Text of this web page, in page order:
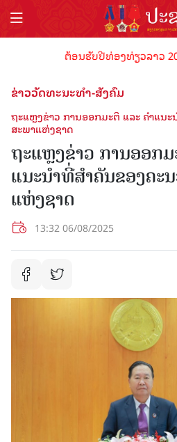
ຕ້ອນຮັບປີທ່ອງທ່ຽວລາວ
ຂ່າວວັດທະນະທຳ-ສັງຄົມ
ຖະແຫຼງຂ່າວ ການອອກມະຕິ ແລະ ຄຳແນະ
ສະພາແຫ່ງຊາດ
ຖະແຫຼງຂ່າວ ການອອກມ
ແນະນຳທີ່ສຳຄັນຂອງຄະ
ແຫ່ງຊາດ
13:32 06/08/2025